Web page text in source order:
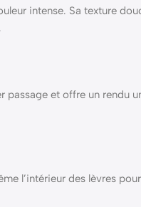
intense. Sa texture
et offre un rendu
l’intérieur des lèvres